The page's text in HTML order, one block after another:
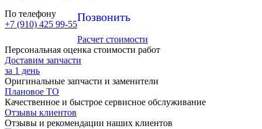
По телефону
+7 (910) 425 99-55
Позвонить
Расчет стоимости
Персональная оценка стоимости работ
Доставим запчасти
за 1 день
Оригинальные запчасти и заменители
Плановое ТО
Качественное и быстрое сервисное обслуживание
Отзывы клиентов
Отзывы и рекомендации наших клиентов